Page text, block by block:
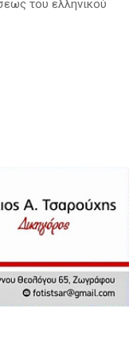
του ελληνικού